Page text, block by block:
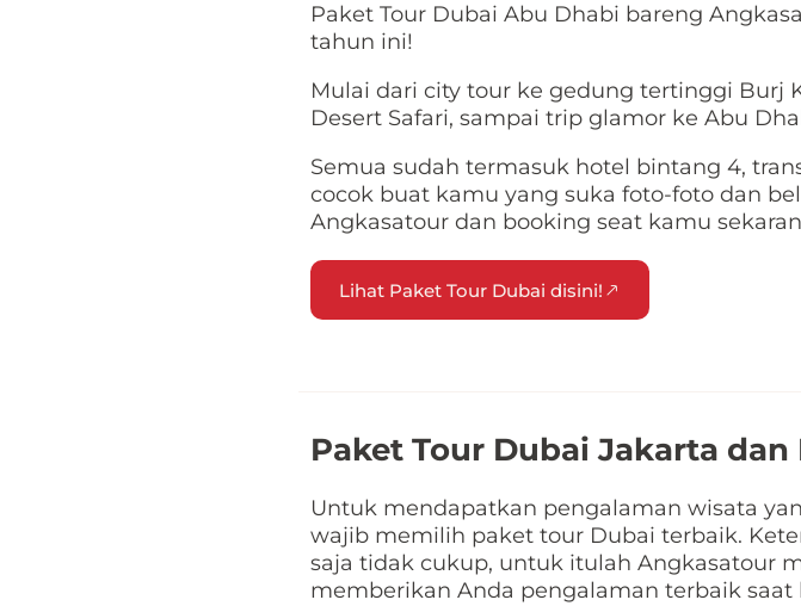
Paket Tour Dubai Abu Dhabi bareng
tahun ini!
Mulai dari city tour ke gedung tertinggi Burj
Desert Safari, sampai trip glamor ke Abu
Semua sudah termasuk hotel bintang 4,
cocok buat kamu yang suka foto-foto dan
Angkasatour dan booking seat kamu
Lihat Paket Tour Dubai disini!
Paket Tour Dubai Jakarta dan
Untuk mendapatkan pengalaman wisata
wajib memilih paket tour Dubai terbaik.
saja tidak cukup, untuk itulah Angkasatour
memberikan Anda pengalaman terbaik